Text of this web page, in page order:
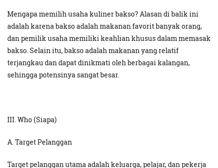
Mengapa memilih usaha kuliner bakso? Alasan di balik ini
adalah karena bakso adalah makanan favorit banyak orang,
dan pemilik usaha memiliki keahlian khusus dalam memasak
bakso. Selain itu, bakso adalah makanan yang relatif
terjangkau dan dapat dinikmati oleh berbagai kalangan,
sehingga potensinya sangat besar.
III. Who (Siapa)
A. Target Pelanggan
Target pelanggan utama adalah keluarga, pelajar, dan pekerja